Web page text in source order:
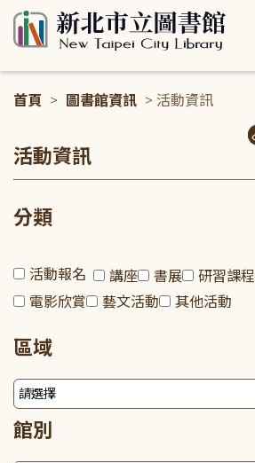
首頁 > 圖書館資訊 > 活動資訊
活動資訊
分類
活動報名 講座 書展 研習課程
電影欣賞
藝文活動 其他活動
區域
館別